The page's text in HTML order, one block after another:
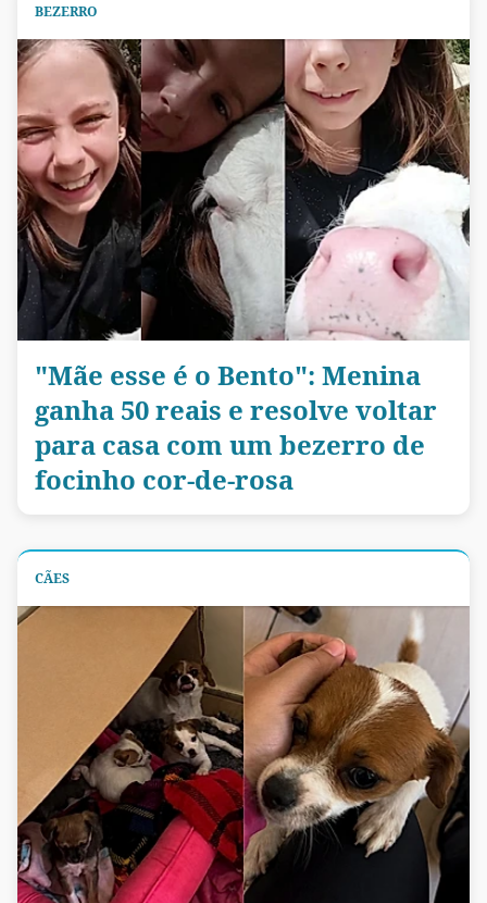
BEZERRO
"Mãe esse é o Bento": Menina
ganha 50 reais e resolve voltar
para casa com um bezerro de
focinho cor-de-rosa
CÃES